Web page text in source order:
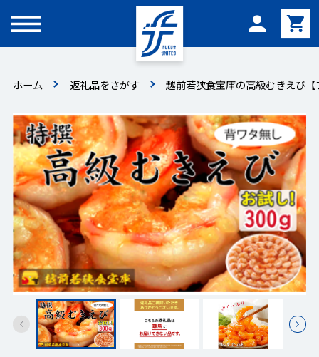
メニュー
ホーム 返礼品をさがす 越前若狭食宝庫の高級むきえび